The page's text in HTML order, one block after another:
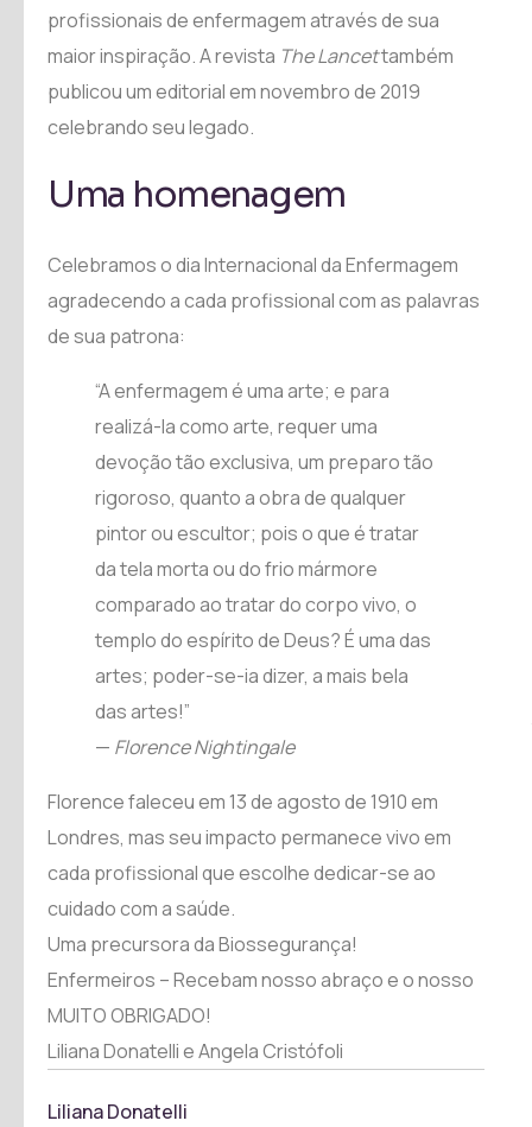
profissionais de enfermagem através de sua
maior inspiração. A revista The Lancettambém
publicou um editorial em novembro de 2019
celebrando seu legado.
Uma homenagem
Celebramos o dia Internacional da Enfermagem
agradecendo a cada profissional com as palavras
de sua patrona:
“A enfermagem é uma arte; e para
realizá-la como arte, requer uma
devoção tão exclusiva, um preparo tão
rigoroso, quanto a obra de qualquer
pintor ou escultor; pois o que é tratar
da tela morta ou do frio mármore
comparado ao tratar do corpo vivo, o
templo do espírito de Deus? É uma das
artes; poder-se-ia dizer, a mais bela
das artes!”
— Florence Nightingale
Florence faleceu em 13 de agosto de 1910 em
Londres, mas seu impacto permanece vivo em
cada profissional que escolhe dedicar-se ao
cuidado com a saúde.
Uma precursora da Biossegurança!
Enfermeiros – Recebam nosso abraço e o nosso
MUITO OBRIGADO!
Liliana Donatelli e Angela Cristófoli
Liliana Donatelli